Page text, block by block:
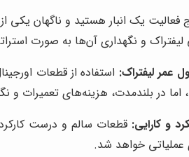
فعالیت یک انبار هستید و ناگهان
لیفتراک و نگهداری آن‌ها به صورت
عمر لیفتراک: استفاده از قطعات
اما در بلندمدت، هزینه‌های تعمیرات و
و کارایی: قطعات سالم و درست
عملیاتی خواهد شد.